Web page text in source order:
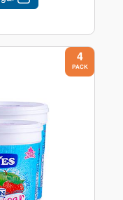
4
PACK